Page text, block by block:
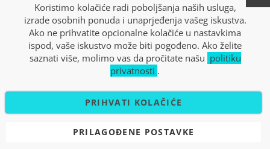
Koristimo kolačiće radi poboljšanja naših usluga,
izrade osobnih ponuda i unaprjeđenja vašeg iskustva.
Ako ne prihvatite opcionalne kolačiće u nastavkima
ispod, vaše iskustvo može biti pogođeno. Ako želite
saznati više, molimo vas da pročitate našu politiku
privatnosti .
PRIHVATI KOLAČIĆE
PRILAGOĐENE POSTAVKE